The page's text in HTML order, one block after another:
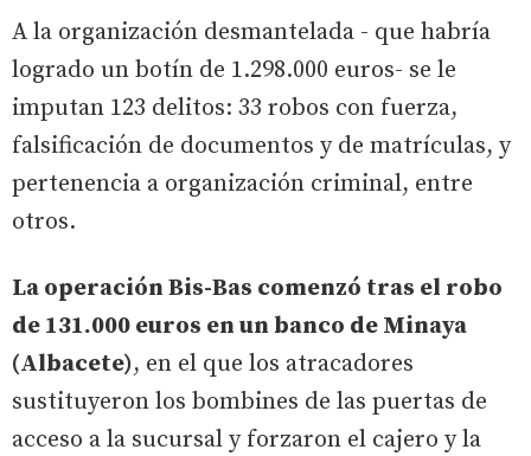
A la organización desmantelada - que habría
logrado un botín de 1.298.000 euros- se le
imputan 123 delitos: 33 robos con fuerza,
falsificación de documentos y de matrículas, y
pertenencia a organización criminal, entre
otros.
La operación Bis-Bas comenzó tras el robo
de 131.000 euros en un banco de Minaya
(Albacete), en el que los atracadores
sustituyeron los bombines de las puertas de
acceso a la sucursal y forzaron el cajero y la